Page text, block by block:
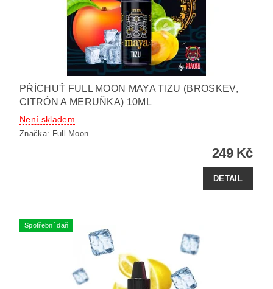
PŘÍCHUŤ FULL MOON MAYA TIZU (BROSKEV,
CITRÓN A MERUŇKA) 10ML
Není skladem
Značka: Full Moon
249 Kč
DETAIL
Spotřební daň